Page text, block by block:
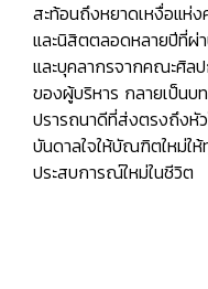
สะท้อนถึงหยาดเหงื่อแห่
และนิสิตตลอดหลายปีที่ผ่
และบุคลากรจากคณะศิล
ของผู้บริหาร กลายเป็นบ
ปรารถนาดีที่ส่งตรงถึง
บันดาลใจให้บัณฑิตใหม่ใ
ประสบการณ์ใหม่ในชีวิต